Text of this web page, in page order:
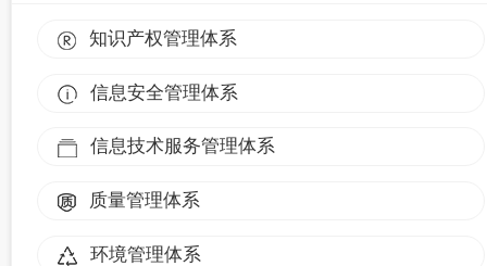
知识产权管理体系
信息安全管理体系
信息技术服务管理体系
质量管理体系
环境管理体系